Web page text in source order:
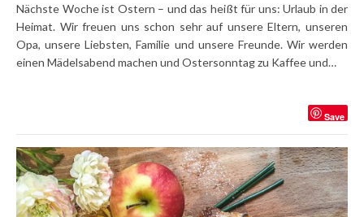
Nächste Woche ist Ostern – und das heißt für uns: Urlaub in der
Heimat. Wir freuen uns schon sehr auf unsere Eltern, unseren
Opa, unsere Liebsten, Familie und unsere Freunde. Wir werden
einen Mädelsabend machen und Ostersonntag zu Kaffee und…
Save